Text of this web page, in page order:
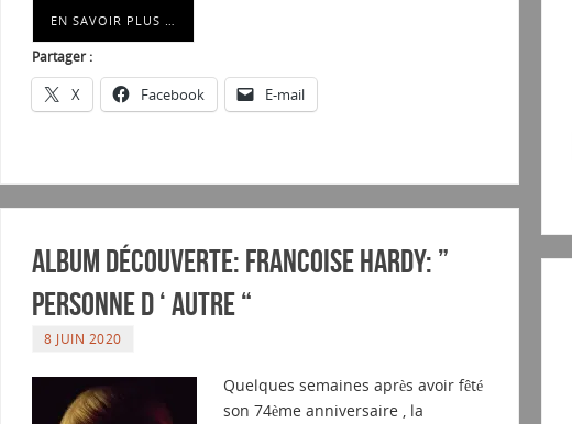
EN SAVOIR PLUS …
Partager :
X Facebook E-mail
Album découverte: FRANCOISE HARDY: ”
PERSONNE D ‘ AUTRE “
8 JUIN 2020
Quelques semaines après avoir fêté
son 74ème anniversaire , la